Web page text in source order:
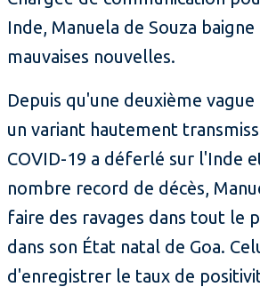
Inde, Manuela de Souza baigne
mauvaises nouvelles.
Depuis qu'une deuxième
un variant hautement
COVID-19 a déferlé sur l'Inde
nombre record de décès,
faire des ravages dans tout le
dans son État natal de Goa.
d'enregistrer le taux de